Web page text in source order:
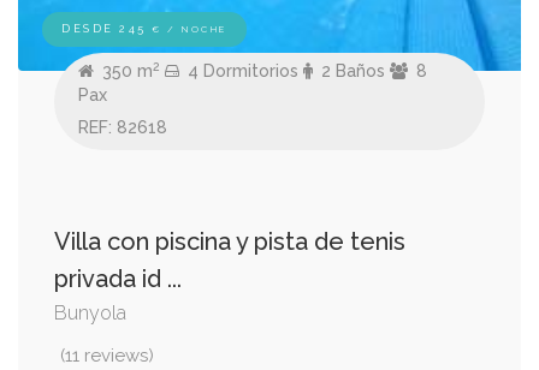
DESDE 245 € / NOCHE
350 m2 4 Dormitorios 2 Baños
8
Pax
REF: 82618
Villa con piscina y pista de tenis
privada id ...
Bunyola
(11 reviews)